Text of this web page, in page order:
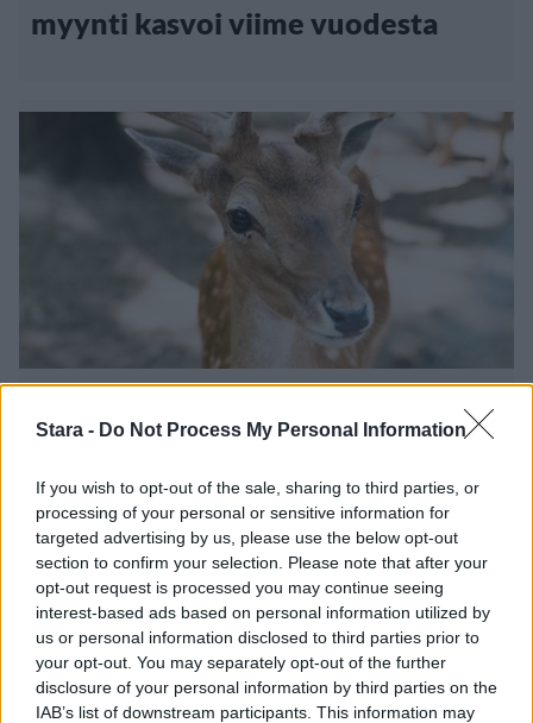
Stara - Do Not Process My Personal Information
If you wish to opt-out of the sale, sharing to third parties, or
processing of your personal or sensitive information for
targeted advertising by us, please use the below opt-out
section to confirm your selection. Please note that after your
opt-out request is processed you may continue seeing
interest-based ads based on personal information utilized by
us or personal information disclosed to third parties prior to
your opt-out. You may separately opt-out of the further
disclosure of your personal information by third parties on the
IAB’s list of downstream participants. This information may
myynti kasvoi viime vuodesta
Kolmijalkaisen kauriin sarviin
ilmestyivät jouluvalot –
viranomaiset riensivät apuun